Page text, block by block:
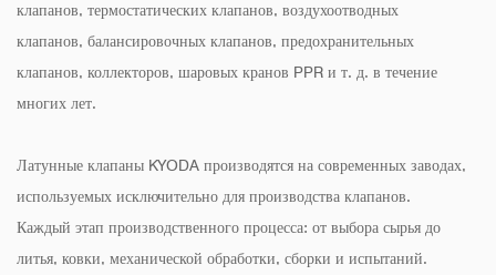
клапанов, термостатических клапанов, воздухоотводных
клапанов, балансировочных клапанов, предохранительных
клапанов, коллекторов, шаровых кранов PPR и т. д. в течение
многих лет.
Латунные клапаны KYODA производятся на современных заводах,
используемых исключительно для производства клапанов.
Каждый этап производственного процесса: от выбора сырья до
литья, ковки, механической обработки, сборки и испытаний.